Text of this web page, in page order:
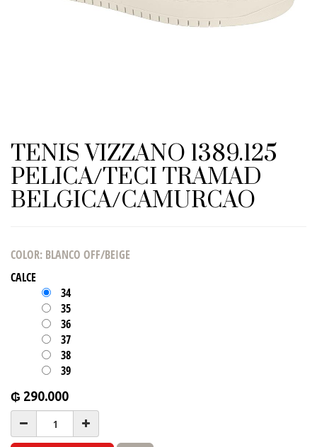
TENIS VIZZANO 1389.125
PELICA/TECI TRAMAD
BELGICA/CAMURCAO
COLOR: BLANCO OFF/BEIGE
CALCE
34
35
36
37
38
39
₲ 290.000